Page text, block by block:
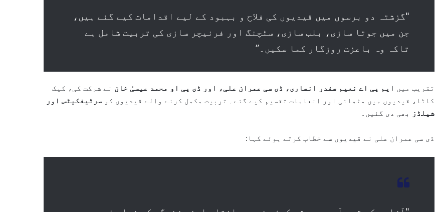
"گزشتہ دو برسوں میں قیدیوں کی فلاح و بہبود کے لیے اقدامات کیے گئے ہیں،
جن میں جوتا سازی، بلب سازی، سٹچنگ اور فرنیچر سازی کی تربیت شامل ہے
تاکہ وہ باعزت روزگار کما سکیں۔”
تقریب میں ایم پی اے نعیم صفدر انصاری، ڈی سی عمران علی، اور ڈی پی او محمد عیسیٰ خان نے شرکت کی، کیک
کاٹا، قیدیوں میں مٹھائی اور انعامات تقسیم کیے گئے۔ تربیت مکمل کرنے والے قیدیوں کو سرٹیفکیٹس اور
شیلڈز
بھی دی گئیں۔
ڈی سی عمران علی نے قیدیوں سے خطاب کرتے ہوئے کہا: